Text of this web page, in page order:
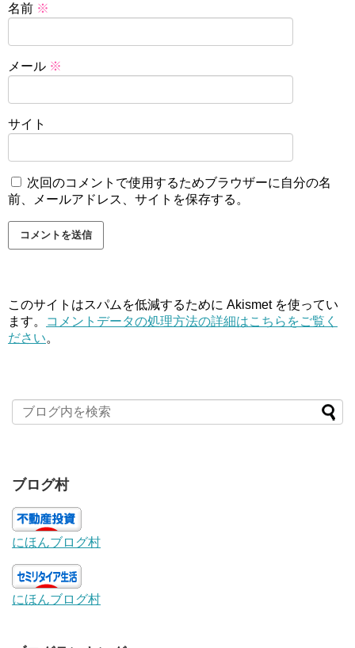
名前 ※
メール ※
サイト
次回のコメントで使用するためブラウザーに自分の名
前、メールアドレス、サイトを保存する。
このサイトはスパムを低減するために Akismet を使ってい
ます。
コメントデータの処理方法の詳細はこちらをご覧く
ださい。
ブログ村
にほんブログ村
にほんブログ村